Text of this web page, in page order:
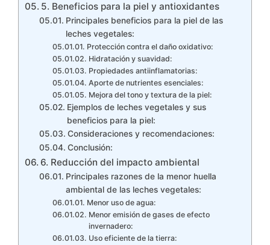
5. Beneficios para la piel y antioxidantes
Principales beneficios para la piel de las
leches vegetales:
Protección contra el daño oxidativo:
Hidratación y suavidad:
Propiedades antiinflamatorias:
Aporte de nutrientes esenciales:
Mejora del tono y textura de la piel:
Ejemplos de leches vegetales y sus
beneficios para la piel:
Consideraciones y recomendaciones:
Conclusión:
6. Reducción del impacto ambiental
Principales razones de la menor huella
ambiental de las leches vegetales:
Menor uso de agua:
Menor emisión de gases de efecto
invernadero:
Uso eficiente de la tierra: